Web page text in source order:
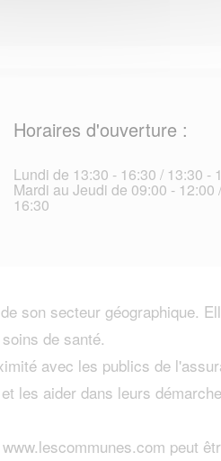
Horaires d'ouverture :
Lundi de 13:30 - 16:30 / 13:30 -
Mardi au Jeudi de 09:00 - 12:00
16:30
son secteur géographique.
de santé.
avec les publics de
les aider dans leurs
peut